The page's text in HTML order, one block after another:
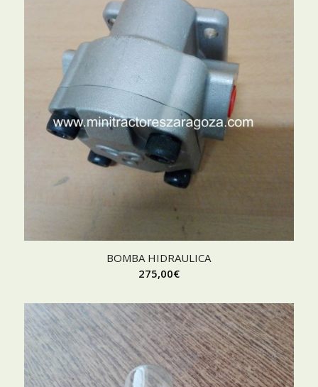
BOMBA HIDRAULICA
275,00€